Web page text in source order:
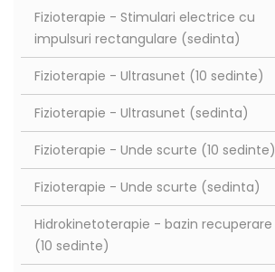
Fizioterapie - Stimulari electrice cu
impulsuri rectangulare (sedinta)
Fizioterapie - Ultrasunet (10 sedinte)
Fizioterapie - Ultrasunet (sedinta)
Fizioterapie - Unde scurte (10 sedinte)
Fizioterapie - Unde scurte (sedinta)
Hidrokinetoterapie - bazin recuperare
(10 sedinte)